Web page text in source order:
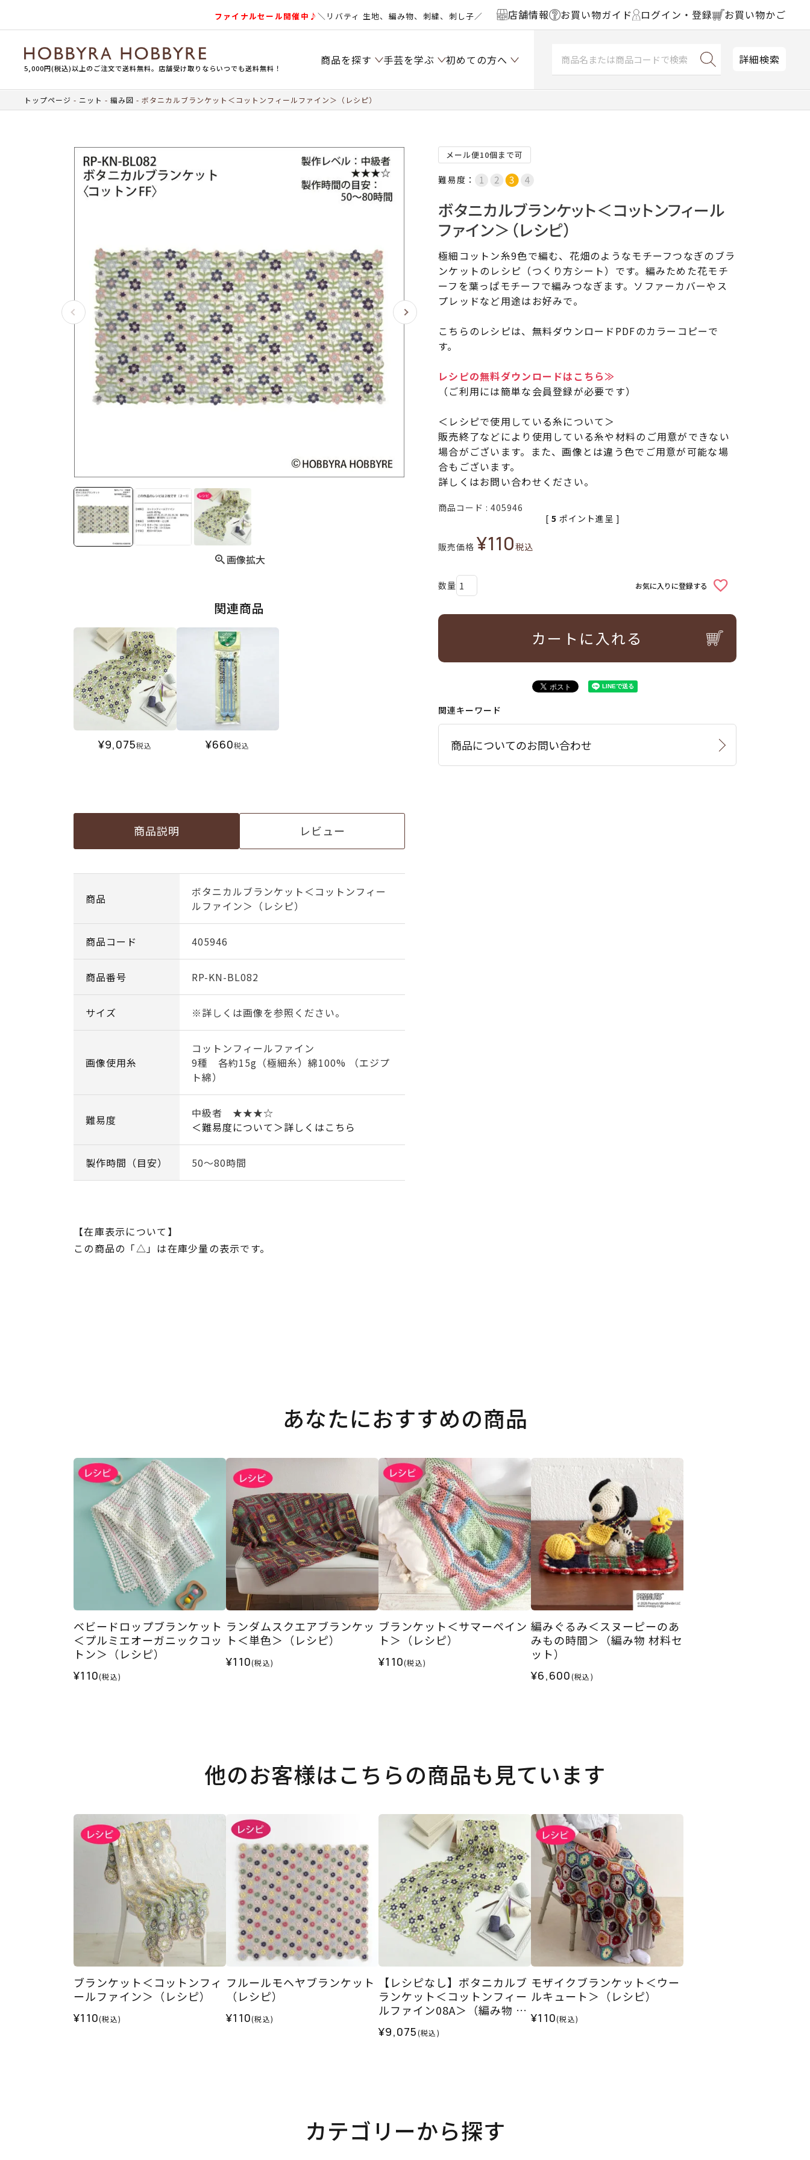
ファイナルセール開催中♪＼リバティ 生地、編み物、刺繍、刺し子／ 店舗情報 お買い物ガイド ログイン・登録 お買い物かご
5,000円(税込)以上のご注文で送料無料。店舗受け取りならいつでも送料無料！
商品を探す 手芸を学ぶ 初めての方へ 詳細検索
トップページ ニット 編み図 ボタニカルブランケット＜コットンフィールファイン＞（レシピ）
画像拡大
関連商品
¥9,075税込 ¥660税込
商品説明 レビュー
商品
ボタニカルブランケット＜コットンフィー
ルファイン＞（レシピ）
商品コード 405946
商品番号 RP-KN-BL082
サイズ ※詳しくは画像を参照ください。
画像使用糸
コットンフィールファイン
9種 各約15g（極細糸）綿100% （エジプ
ト綿）
難易度
中級者 ★★★☆
＜難易度について＞詳しくはこちら
製作時間（目安） 50～80時間
【在庫表示について】
この商品の「△」は在庫少量の表示です。
メール便10個まで可
難易度：
ボタニカルブランケット＜コットンフィール
ファイン＞（レシピ）
極細コットン糸9色で編む、花畑のようなモチーフつなぎのブラ
ンケットのレシピ（つくり方シート）です。編みためた花モチ
ーフを葉っぱモチーフで編みつなぎます。ソファーカバーやス
プレッドなど用途はお好みで。
こちらのレシピは、無料ダウンロードPDFのカラーコピーで
す。
レシピの無料ダウンロードはこちら≫
（ご利用には簡単な会員登録が必要です）
＜レシピで使用している糸について＞
販売終了などにより使用している糸や材料のご用意ができない
場合がございます。また、画像とは違う色でご用意が可能な場
合もございます。
詳しくはお問い合わせください。
商品コード 405946
販売価格 ¥110税込
[ 5 ポイント進呈 ]
お気に入りに登録する
カートに入れる
関連キーワード
商品についてのお問い合わせ
あなたにおすすめの商品
ベビードロップブランケット
＜プルミエオーガニックコッ
トン＞（レシピ）
¥110(税込)
ランダムスクエアブランケッ
ト＜単色＞（レシピ）
¥110(税込)
ブランケット＜サマーペイン
ト＞（レシピ）
¥110(税込)
編みぐるみ＜スヌーピーのあ
みもの時間＞（編み物 材料セ
ット）
¥6,600(税込)
他のお客様はこちらの商品も見ています
ブランケット＜コットンフィ
ールファイン＞（レシピ）
¥110(税込)
フルールモヘヤブランケット
（レシピ）
¥110(税込)
【レシピなし】ボタニカルブ
ランケット＜コットンフィー
ルファイン08A＞（編み物 材
¥9,075(税込)
モザイクブランケット＜ウー
ルキュート＞（レシピ）
¥110(税込)
カテゴリーから探す